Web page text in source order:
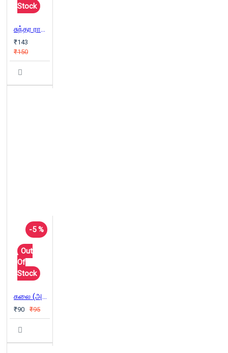
Stock
சுந்தர ராமசாமியின் கவிதைக் கலை
₹143
₹150
-5 %
Out
Of
Stock
கலை (அன்னதா சங்கர்ராய்)
₹90 ₹95